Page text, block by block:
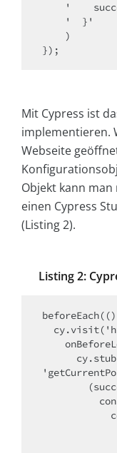
});
Mit Cypress ist
implementieren.
Webseite
Objekt kann
einen Cypress
(Listing 2).
Listing 2: